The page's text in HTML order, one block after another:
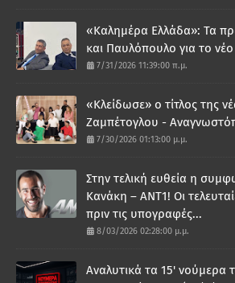
«Καλημέρα Ελλάδα»: Τα
και Παυλόπουλο για το νέο
7/31/2026 11:39:00 π.μ.
«Κλείδωσε» ο τίτλος της
Ζαμπέτογλου -
7/30/2026 01:13:00 μ.μ.
Στην τελική ευθεία η
Κανάκη – ΑΝΤ1! Οι
πριν τις υπογραφές...
8/03/2026 02:28:00 μ.μ.
Αναλυτικά τα 15' νούμερα